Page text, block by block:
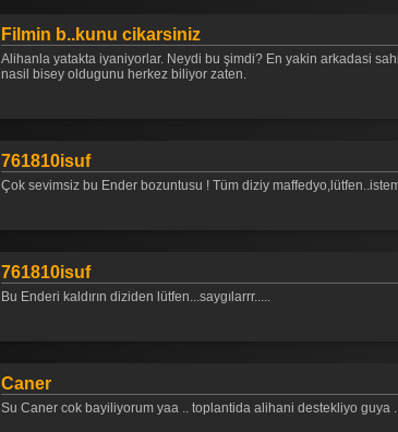
Filmin b..kunu cikarsiniz
Alihanla yatakta iyaniyorlar. Neydi bu şimdi? En yakin arkadasi
nasil bisey oldugunu herkez biliyor zaten.
761810isuf
Çok sevimsiz bu Ender bozuntusu ! Tüm diziy
761810isuf
Bu Enderi kaldırın diziden lütfen...saygılarrr.....
Caner
Su Caner cok bayiliyorum yaa .. toplantida alihani destekliyo guya